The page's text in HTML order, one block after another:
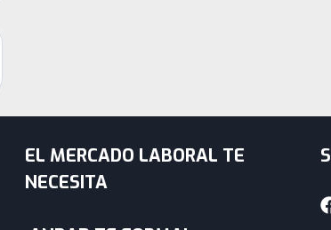
EL MERCADO LABORAL TE
NECESITA